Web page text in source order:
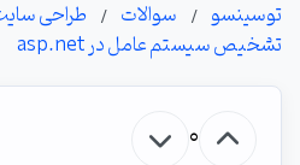
توسینسو سوالات
طراحی
تشخیص سیستم عامل در asp.net
0